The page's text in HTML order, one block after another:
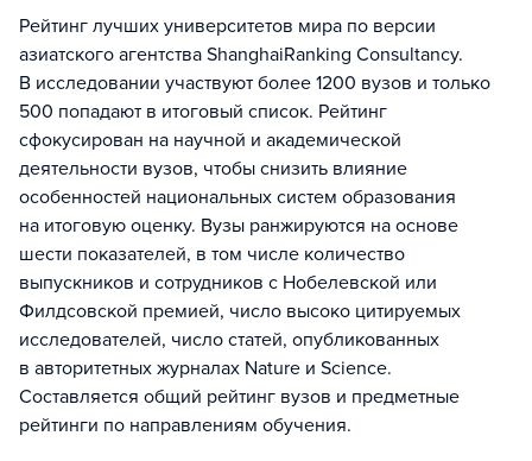
Рейтинг лучших университетов мира по версии
азиатского агентства ShanghaiRanking Consultancy.
В исследовании участвуют более 1200 вузов и только
500 попадают в итоговый список. Рейтинг
сфокусирован на научной и академической
деятельности вузов, чтобы снизить влияние
особенностей национальных систем образования
на итоговую оценку. Вузы ранжируются на основе
шести показателей, в том числе количество
выпускников и сотрудников с Нобелевской или
Филдсовской премией, число высоко цитируемых
исследователей, число статей, опубликованных
в авторитетных журналах Nature и Science.
Составляется общий рейтинг вузов и предметные
рейтинги по направлениям обучения.